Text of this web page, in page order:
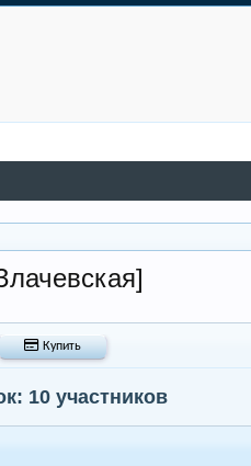
 Купить
10 участников